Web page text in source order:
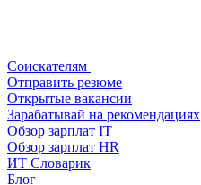
Соискателям
Отправить резюме
Открытые вакансии
Зарабатывай на рекомендациях
Обзор зарплат IT
Обзор зарплат HR
ИТ Словарик
Блог